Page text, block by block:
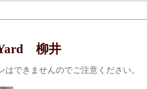
柳井
できませんのでご注意ください。